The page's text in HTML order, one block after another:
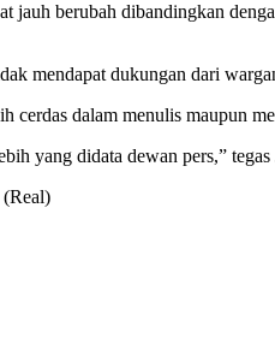
jauh berubah dibandingkan
mendapat dukungan dari
cerdas dalam menulis maupun
yang didata dewan pers,” tegas
(Real)